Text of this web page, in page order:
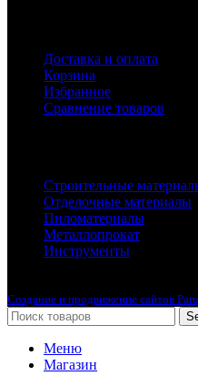
Доставка и оплата
Корзина
Избранное
Сравнение товаров
Строительные
Отделочные материалы
Пиломатериалы
Металлопрокат
Инструменты
Создание и продвижение сайтов
Меню
Магазин